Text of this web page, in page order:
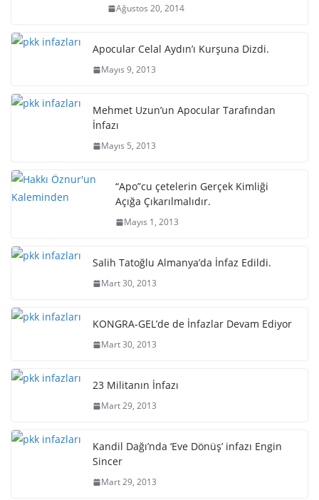
Ağustos 20, 2014
Apocular Celal Aydın’ı Kurşuna Dizdi.
Mayıs 9, 2013
Mehmet Uzun’un Apocular Tarafından
İnfazı
Mayıs 5, 2013
“Apo”cu çetelerin Gerçek Kimliği
Açığa Çıkarılmalıdır.
Mayıs 1, 2013
Salih Tatoğlu Almanya’da İnfaz Edildi.
Mart 30, 2013
KONGRA-GEL’de de İnfazlar Devam Ediyor
Mart 30, 2013
23 Militanın İnfazı
Mart 29, 2013
Kandil Dağı’nda ‘Eve Dönüş’ infazı Engin
Sincer
Mart 29, 2013